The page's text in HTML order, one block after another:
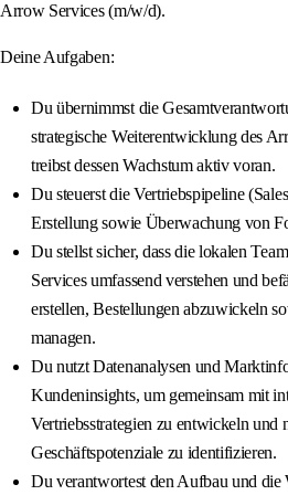
Arrow Services (m/w/d).
Deine Aufgaben:
Du übernimmst die
strategische Weiterentwicklung des
treibst dessen Wachstum aktiv voran.
Du steuerst die Vertriebspipeline
Erstellung sowie Überwachung von
Du stellst sicher, dass die lokalen
Services umfassend verstehen und
erstellen, Bestellungen abzuwickeln
managen.
Du nutzt Datenanalysen und
Kundeninsights, um gemeinsam mit
Vertriebsstrategien zu entwickeln und
Geschäftspotenziale zu identifizieren.
Du verantwortest den Aufbau und